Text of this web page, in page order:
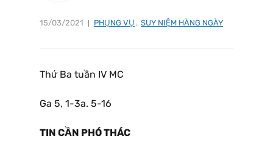
15/03/2021 PHỤNG VỤ , SUY NIỆM HÀNG NGÀY
Thứ Ba tuần IV MC
Ga 5, 1-3a. 5-16
TIN CẦN PHÓ THÁC